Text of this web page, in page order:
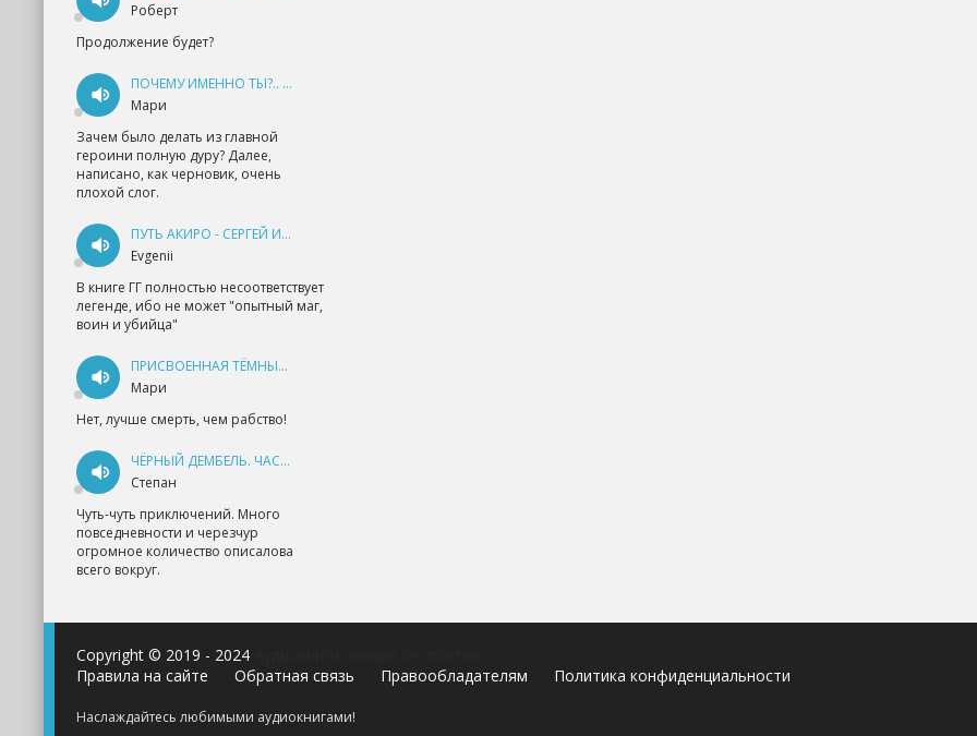
Роберт
Продолжение будет?
ПОЧЕМУ ИМЕННО ТЫ?.. КНИГА 1 - ЕКАТЕРИНА ЮДИНА
Мари
Зачем было делать из главной
героини полную дуру? Далее,
написано, как черновик, очень
плохой слог.
ПУТЬ АКИРО - СЕРГЕЙ ИЗМАЙЛОВ
Evgenii
В книге ГГ полностью несоответствует
легенде, ибо не может "опытный маг,
воин и убийца"
ПРИСВОЕННАЯ ТЁМНЫМ. ПРОКЛЯТАЯ ЛЮБОВЬ - АННА ГЕРР
Мари
Нет, лучше смерть, чем рабство!
ЧЁРНЫЙ ДЕМБЕЛЬ. ЧАСТЬ 1 - АНДРЕЙ ФЕДИН
Степан
Чуть-чуть приключений. Много
повседневности и черезчур
огромное количество описалова
всего вокруг.
Copyright © 2019 - 2024
Правила на сайте
Обратная связь Правообладателям Политика конфиденциальности
Наслаждайтесь любимыми аудиокнигами!